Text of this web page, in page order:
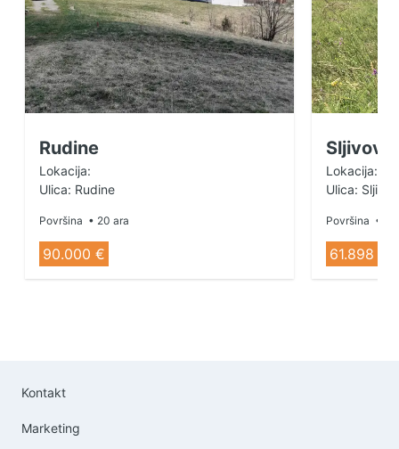
Rudine
Lokacija:
Ulica: Rudine
Površina • 20 ara
90.000 €
Lokacija:
Ulica:
Površina •
61.898 €
Kontakt
Marketing